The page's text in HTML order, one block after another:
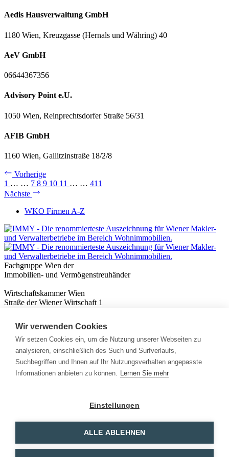
Aedis Hausverwaltung GmbH
1180 Wien, Kreuzgasse (Hernals und Währing) 40
AeV GmbH
06644367356
Advisory Point e.U.
1050 Wien, Reinprechtsdorfer Straße 56/31
AFIB GmbH
1160 Wien, Gallitzinstraße 18/2/8
Vorherige
1 … … 7 8 9 10 11 … … 411
Nächste
WKO Firmen A-Z
Fachgruppe Wien der
Immobilien- und Vermögenstreuhänder
Wirtschaftskammer Wien
Straße der Wiener Wirtschaft 1
Nützliches
Immobilienwissen
Formulare & Rechner
Expert:innen
Info
Wir verwenden Cookies
Wir setzen Cookies ein, um die Nutzung unserer Webseiten zu
analysieren, einschließlich des Such und Surfverlaufs,
Suchbegriffen und Ihnen auf Ihr Nutzungsverhalten angepasste
Informationen anbieten zu können. Lernen Sie mehr
Einstellungen
ALLE ABLEHNEN